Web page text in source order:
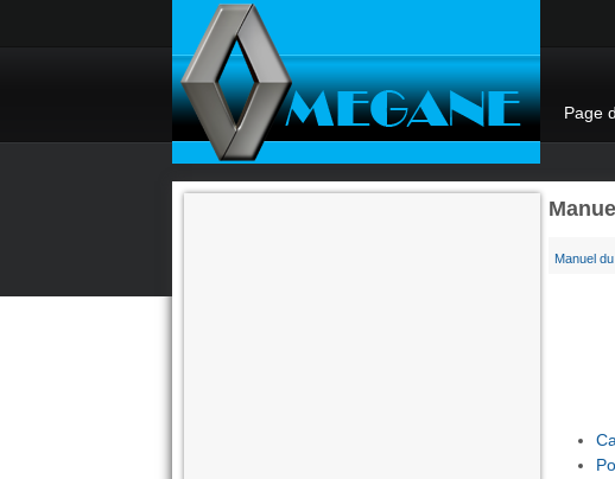
Page
Manuel